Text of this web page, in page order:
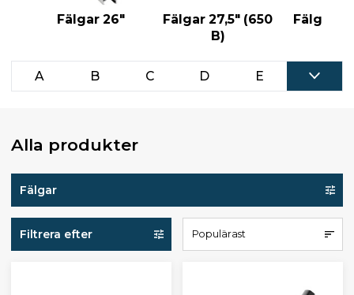
Fälgar 26"
Fälgar 27,5" (650
B)
Fälgar
A B C D E
Alla produkter
Fälgar
Filtrera efter Populärast